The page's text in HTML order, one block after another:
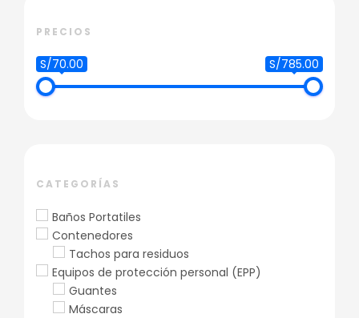
LEER MÁS
PRECIOS
S/70.00 S/785.00
CATEGORÍAS
Baños Portatiles
Contenedores
Tachos para residuos
Equipos de protección personal (EPP)
Guantes
Máscaras